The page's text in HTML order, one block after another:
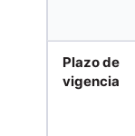
Plazo de
vigencia